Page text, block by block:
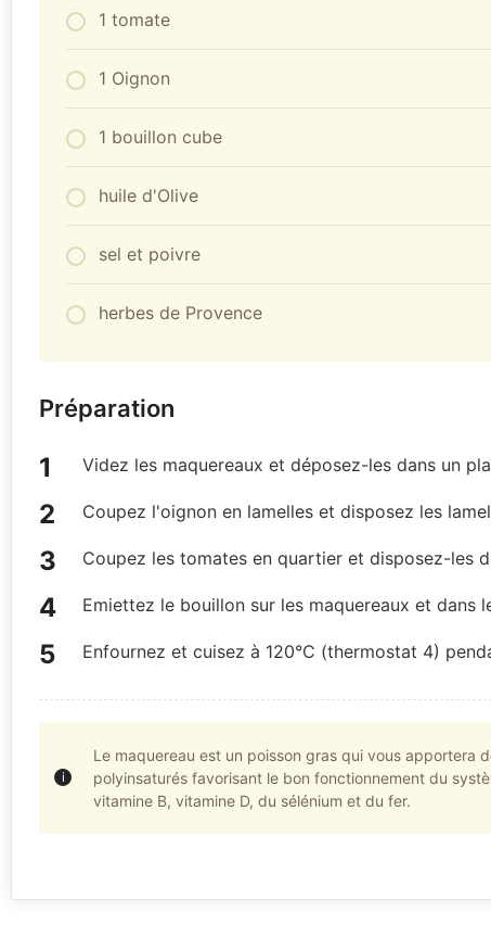
1 tomate
1 Oignon
1 bouillon cube
huile d'Olive
sel et poivre
herbes de Provence
Préparation
Videz les maquereaux et déposez-les dans un
Coupez l'oignon en lamelles et disposez les
Coupez les tomates en quartier et disposez-les
Emiettez le bouillon sur les maquereaux et
Enfournez et cuisez à 120°C (thermostat 4)
Le maquereau est un poisson gras qui vous apportera
polyinsaturés favorisant le bon fonctionnement du
vitamine B, vitamine D, du sélénium et du fer.